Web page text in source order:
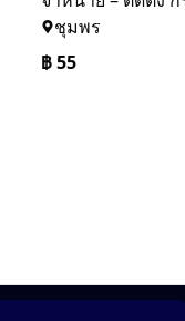
ชุมพร
฿55